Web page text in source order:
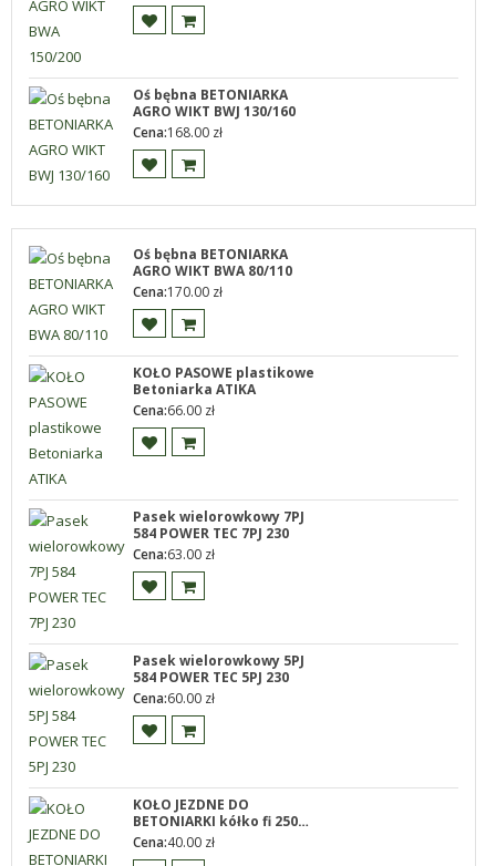
Oś bębna BETONIARKA
AGRO WIKT BWJ 130/160
Cena:168.00 zł
Oś bębna BETONIARKA
AGRO WIKT BWA 80/110
Cena:170.00 zł
KOŁO PASOWE plastikowe
Betoniarka ATIKA
Cena:66.00 zł
Pasek wielorowkowy 7PJ
584 POWER TEC 7PJ 230
Cena:63.00 zł
Pasek wielorowkowy 5PJ
584 POWER TEC 5PJ 230
Cena:60.00 zł
KOŁO JEZDNE DO
BETONIARKI kółko fi 250
AGRO WIKT
Cena:40.00 zł